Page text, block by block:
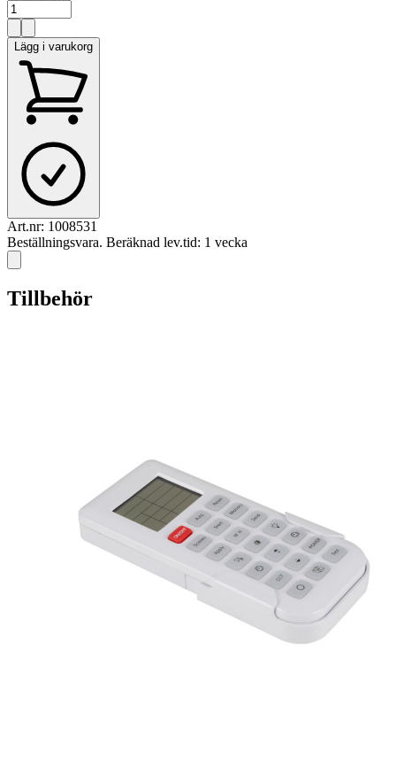
Lägg i varukorg
Art.nr: 1008531
Beställningsvara. Beräknad lev.tid: 1 vecka
Tillbehör